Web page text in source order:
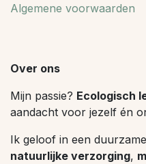
Algemene voorwaarden
Over ons
Mijn passie? Ecologisch
aandacht voor jezelf én
Ik geloof in een
natuurlijke verzorging,